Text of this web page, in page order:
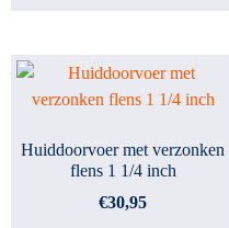
Huiddoorvoer met verzonken
flens 1 1/4 inch
€30,95